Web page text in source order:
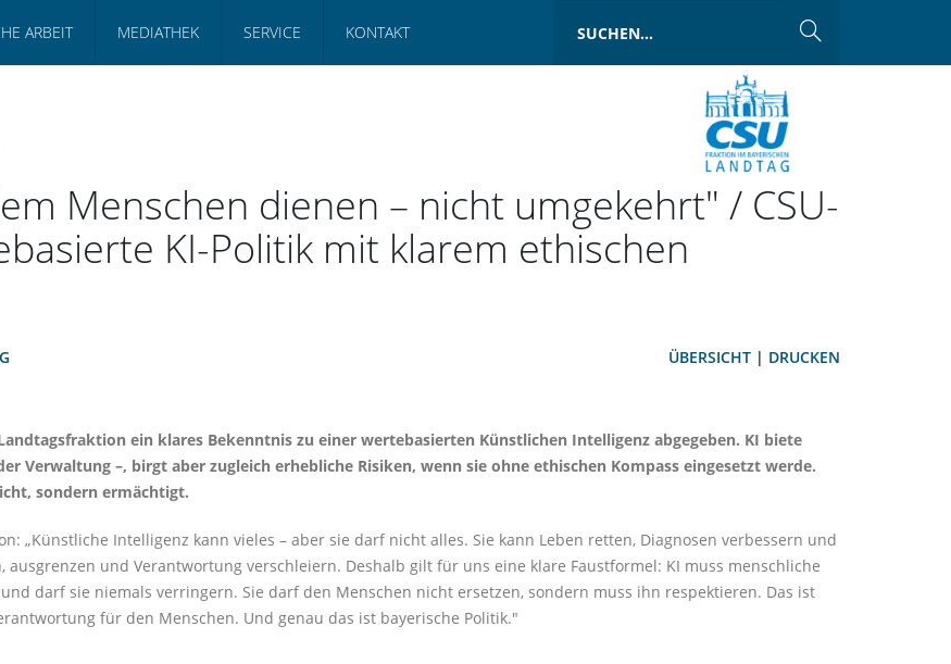
ARBEIT MEDIATHEK SERVICE KONTAKT
Menschen dienen – nicht umgekehrt" / CSU-
KI-Politik mit klarem ethischen
ÜBERSICHT | DRUCKEN
ein klares Bekenntnis zu einer wertebasierten Künstlichen Intelligenz abgegeben. KI biete
Verwaltung –, birgt aber zugleich erhebliche Risiken, wenn sie ohne ethischen Kompass eingesetzt werde.
sondern ermächtigt.
„Künstliche Intelligenz kann vieles – aber sie darf nicht alles. Sie kann Leben retten, Diagnosen verbessern und
und Verantwortung verschleiern. Deshalb gilt für uns eine klare Faustformel: KI muss menschliche
darf sie niemals verringern. Sie darf den Menschen nicht ersetzen, sondern muss ihn respektieren. Das ist
für den Menschen. Und genau das ist bayerische Politik."